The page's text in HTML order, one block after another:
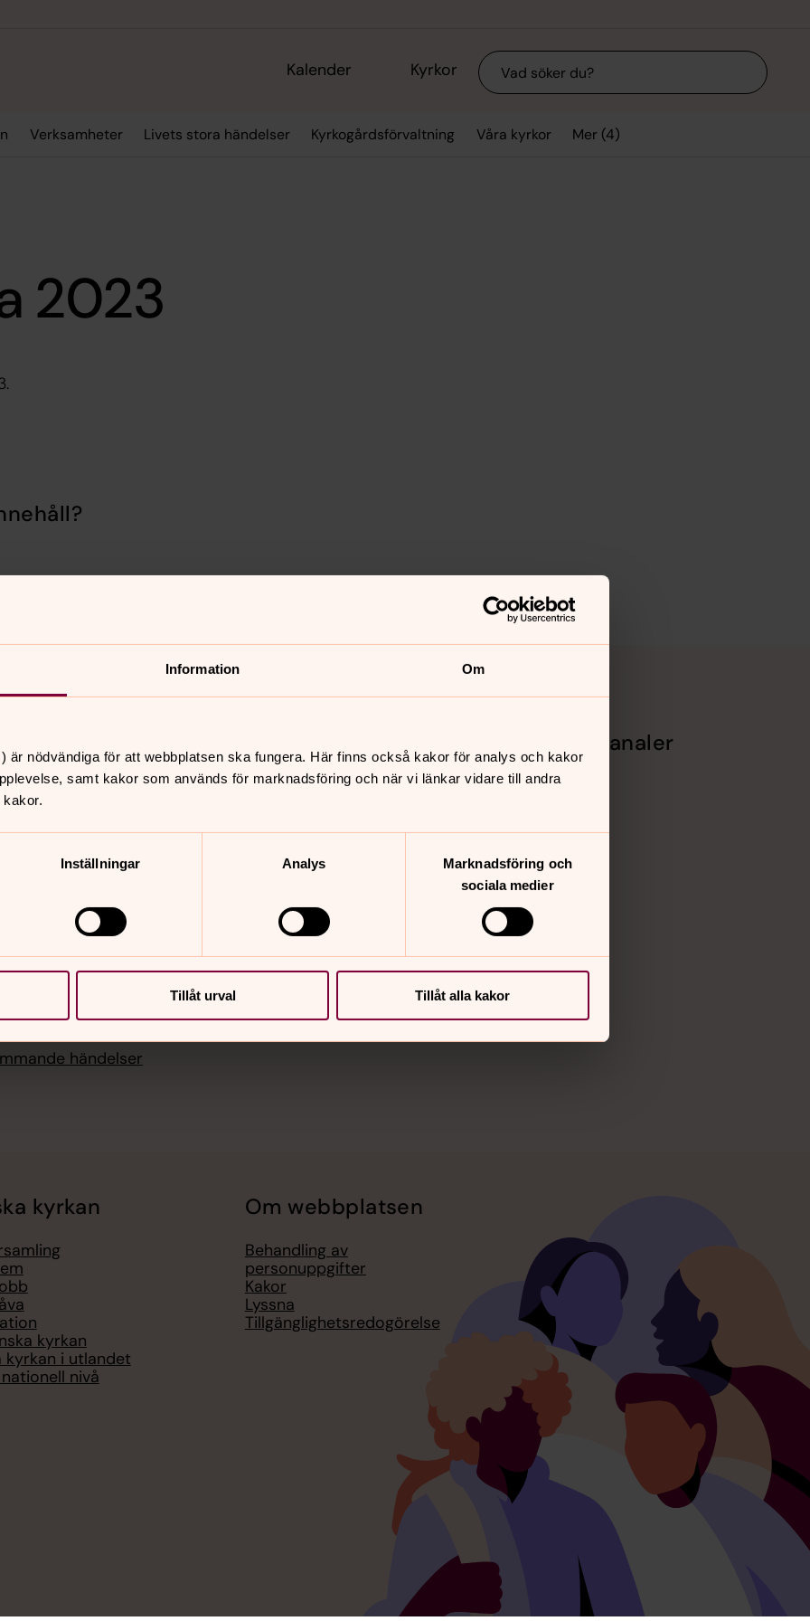
Information Om
är nödvändiga för att webbplatsen ska fungera. Här finns också kakor för analys och kakor
samt kakor som används för marknadsföring och när vi länkar vidare till andra
Inställningar Analys
Marknadsföring och
sociala medier
Tillåt urval Tillåt alla kakor
Kalender Kyrkor Sök
Verksamheter Livets stora händelser Kyrkogårdsförvaltning Våra kyrkor Mer (4)
2023
10-14, Ankaret
gamla kyrka
med nya
Stenberga kyrka
händelser
Kontakt
Sociala kanaler
Facebook
kyrkan
kyrkan
kyrkan i utlandet
nivå
Om webbplatsen
Behandling av
personuppgifter
Kakor
Lyssna
Tillgänglighetsredogörelse